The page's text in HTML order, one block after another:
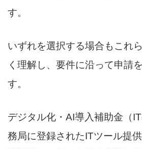
す。
いずれを選択する場合もこれ
く理解し、要件に沿って申請
す。
デジタル化・AI導入補助金（
務局に登録されたITツール提